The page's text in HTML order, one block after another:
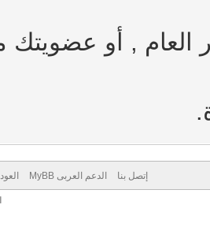
, أو عضويتك
إتصل بنا الدعم العربى MyBB